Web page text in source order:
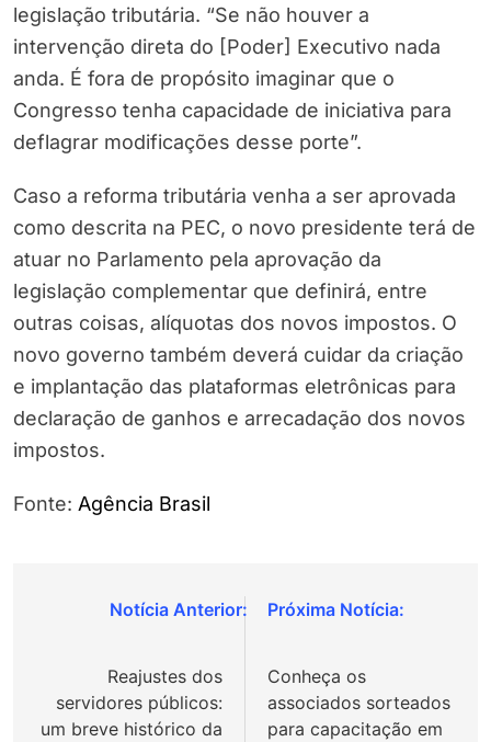
legislação tributária. “Se não houver a
intervenção direta do [Poder] Executivo nada
anda. É fora de propósito imaginar que o
Congresso tenha capacidade de iniciativa para
deflagrar modificações desse porte”.
Caso a reforma tributária venha a ser aprovada
como descrita na PEC, o novo presidente terá de
atuar no Parlamento pela aprovação da
legislação complementar que definirá, entre
outras coisas, alíquotas dos novos impostos. O
novo governo também deverá cuidar da criação
e implantação das plataformas eletrônicas para
declaração de ganhos e arrecadação dos novos
impostos.
Fonte: Agência Brasil
Navegação
Post
Reajustes dos
servidores públicos:
um breve histórico da
Conheça os
associados sorteados
para capacitação em